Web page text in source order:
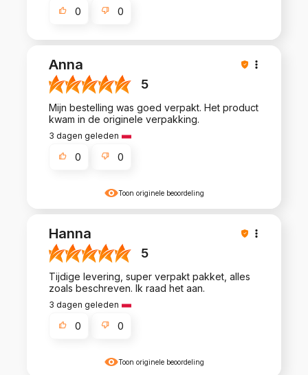
0 0
Toon originele beoordeling
Anna
5
Mijn bestelling was goed verpakt. Het product
kwam in de originele verpakking.
3 dagen geleden
0 0
Toon originele beoordeling
Hanna
5
Tijdige levering, super verpakt pakket, alles
zoals beschreven. Ik raad het aan.
3 dagen geleden
0 0